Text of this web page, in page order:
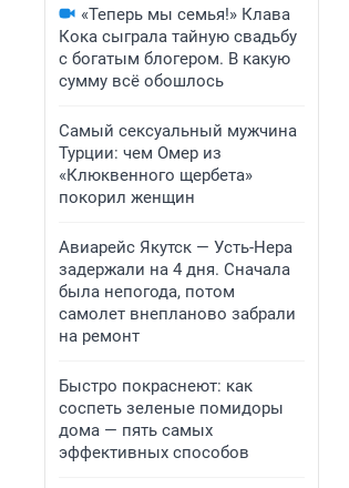
«Теперь мы семья!» Клава
Кока сыграла тайную свадьбу
с богатым блогером. В какую
сумму всё обошлось
Самый сексуальный мужчина
Турции: чем Омер из
«Клюквенного щербета»
покорил женщин
Авиарейс Якутск — Усть-Нера
задержали на 4 дня. Сначала
была непогода, потом
самолет внепланово забрали
на ремонт
Быстро покраснеют: как
соспеть зеленые помидоры
дома — пять самых
эффективных способов